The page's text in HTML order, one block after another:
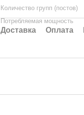
Количество групп (постов)
Потребляемая мощность
Доставка Оплата